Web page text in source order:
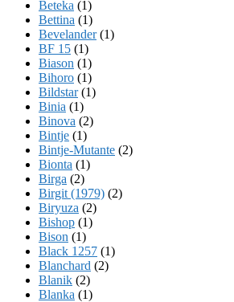
Beteka (1)
Bettina (1)
Bevelander(1)
BF 15 (1)
Biason (1)
Bihoro (1)
Bildstar(1)
Binia (1)
Binova (2)
Bintje (1)
Bintje-Mutante (2)
Bionta (1)
Birga (2)
Birgit (1979) (2)
Biryuza (2)
Bishop (1)
Bison (1)
Black 1257 (1)
Blanchard (2)
Blanik (2)
Blanka (1)